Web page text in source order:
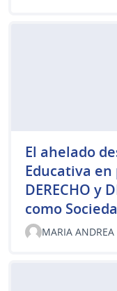
El ahelado
Educativa en
DERECHO y
como
MARIA ANDREA